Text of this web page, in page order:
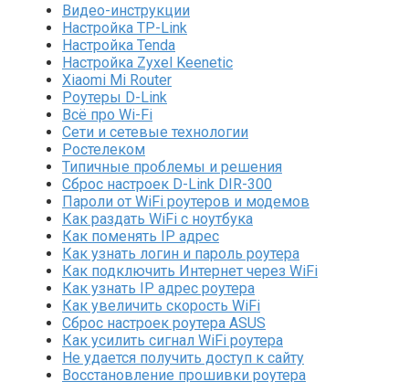
Видео-инструкции
Настройка TP-Link
Настройка Tenda
Настройка Zyxel Keenetic
Xiaomi Mi Router
Роутеры D-Link
Всё про Wi-Fi
Сети и сетевые технологии
Ростелеком
Типичные проблемы и решения
Сброс настроек D-Link DIR-300
Пароли от WiFi роутеров и модемов
Как раздать WiFi с ноутбука
Как поменять IP адрес
Как узнать логин и пароль роутера
Как подключить Интернет через WiFi
Как узнать IP адрес роутера
Как увеличить скорость WiFi
Сброс настроек роутера ASUS
Как усилить сигнал WiFi роутера
Не удается получить доступ к сайту
Восстановление прошивки роутера